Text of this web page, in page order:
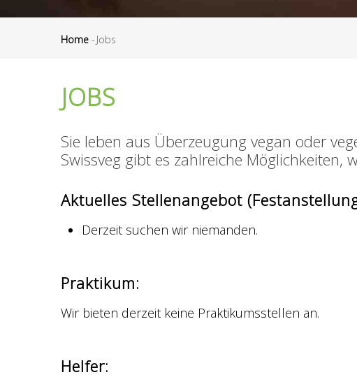
Home - Jobs
JOBS
Sie leben aus Überzeugung vegan oder
Swissveg gibt es zahlreiche Möglichkeiten,
Aktuelles Stellenangebot
Derzeit suchen wir niemanden.
Praktikum:
Wir bieten derzeit keine Praktikumsstellen an.
Helfer: